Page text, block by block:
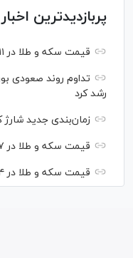
پربازدیدترین اخبار
قیمت سکه و طلا در ۱۱ مرداد ۱۴۰۵
رشد کرد
زمان‌بندی جدید شارژ
قیمت سکه و طلا در ۱۷ مرداد ۱۴۰۵
قیمت سکه و طلا در ۱۴ مرداد ۱۴۰۵